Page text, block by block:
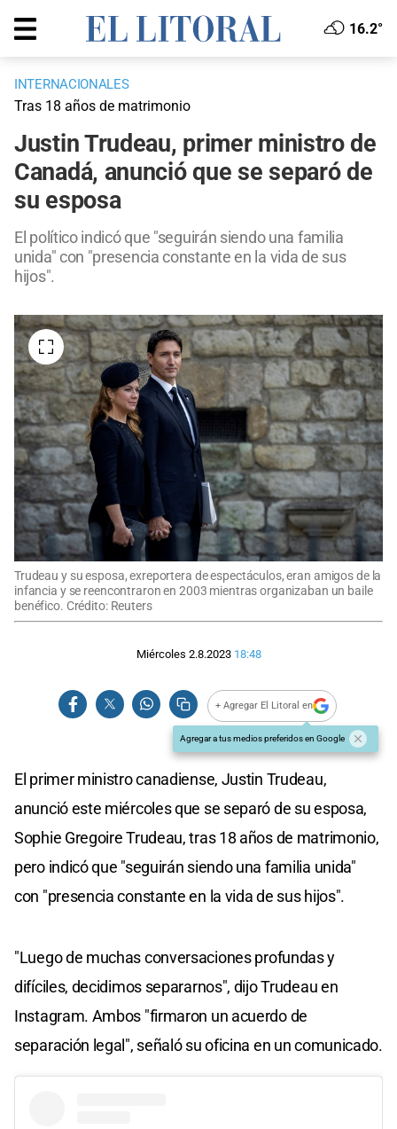
16.2°
INTERNACIONALES
Tras 18 años de matrimonio
Justin Trudeau, primer ministro de
Canadá, anunció que se separó de
su esposa
El político indicó que "seguirán siendo una familia
unida" con "presencia constante en la vida de sus
hijos".
Trudeau y su esposa, exreportera de espectáculos, eran amigos de la
infancia y se reencontraron en 2003 mientras organizaban un baile
benéfico. Crédito: Reuters
Miércoles 2.8.2023 18:48
+ Agregar El Litoral en
Agregar a tus medios preferidos en Google
El primer ministro canadiense, Justin Trudeau,
anunció este miércoles que se separó de su esposa,
Sophie Gregoire Trudeau, tras 18 años de matrimonio,
pero indicó que "seguirán siendo una familia unida"
con "presencia constante en la vida de sus hijos".
"Luego de muchas conversaciones profundas y
difíciles, decidimos separarnos", dijo Trudeau en
Instagram. Ambos "firmaron un acuerdo de
separación legal", señaló su oficina en un comunicado.